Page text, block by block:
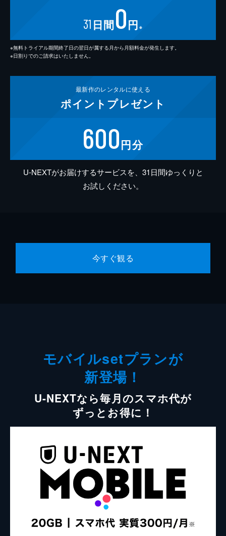
31 日間0円 ※
※無料トライアル期間終了日の翌日が属する月から月額料金が発生します。
※日割りでのご請求はいたしません。
最新作のレンタルに使える
ポイント プレゼント
600円分
U-NEXTがお届けするサービスを、31日間ゆっくりと
お試しください。
今すぐ観る
モバイルsetプランが
新登場！
U-NEXTなら毎月のスマホ代が
ずっとお得に！